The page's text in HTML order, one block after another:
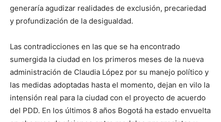
generaría agudizar realidades de exclusión, precariedad
y profundización de la desigualdad.
Las contradicciones en las que se ha encontrado
sumergida la ciudad en los primeros meses de la nueva
administración de Claudia López por su manejo político y
las medidas adoptadas hasta el momento, dejan en vilo la
intensión real para la ciudad con el proyecto de acuerdo
del PDD. En los últimos 8 años Bogotá ha estado envuelta